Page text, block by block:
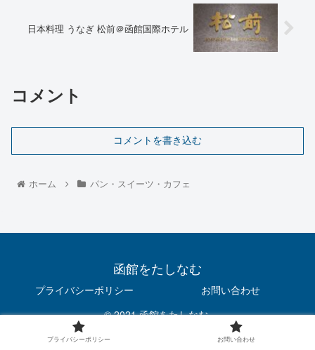
日本料理 うなぎ 松前＠函館国際ホテル
コメント
コメントを書き込む
ホーム パン・スイーツ・カフェ
函館をたしなむ
プライバシーポリシー
お問い合わせ
© 2021 函館をたしなむ.
プライバシーポリシー お問い合わせ